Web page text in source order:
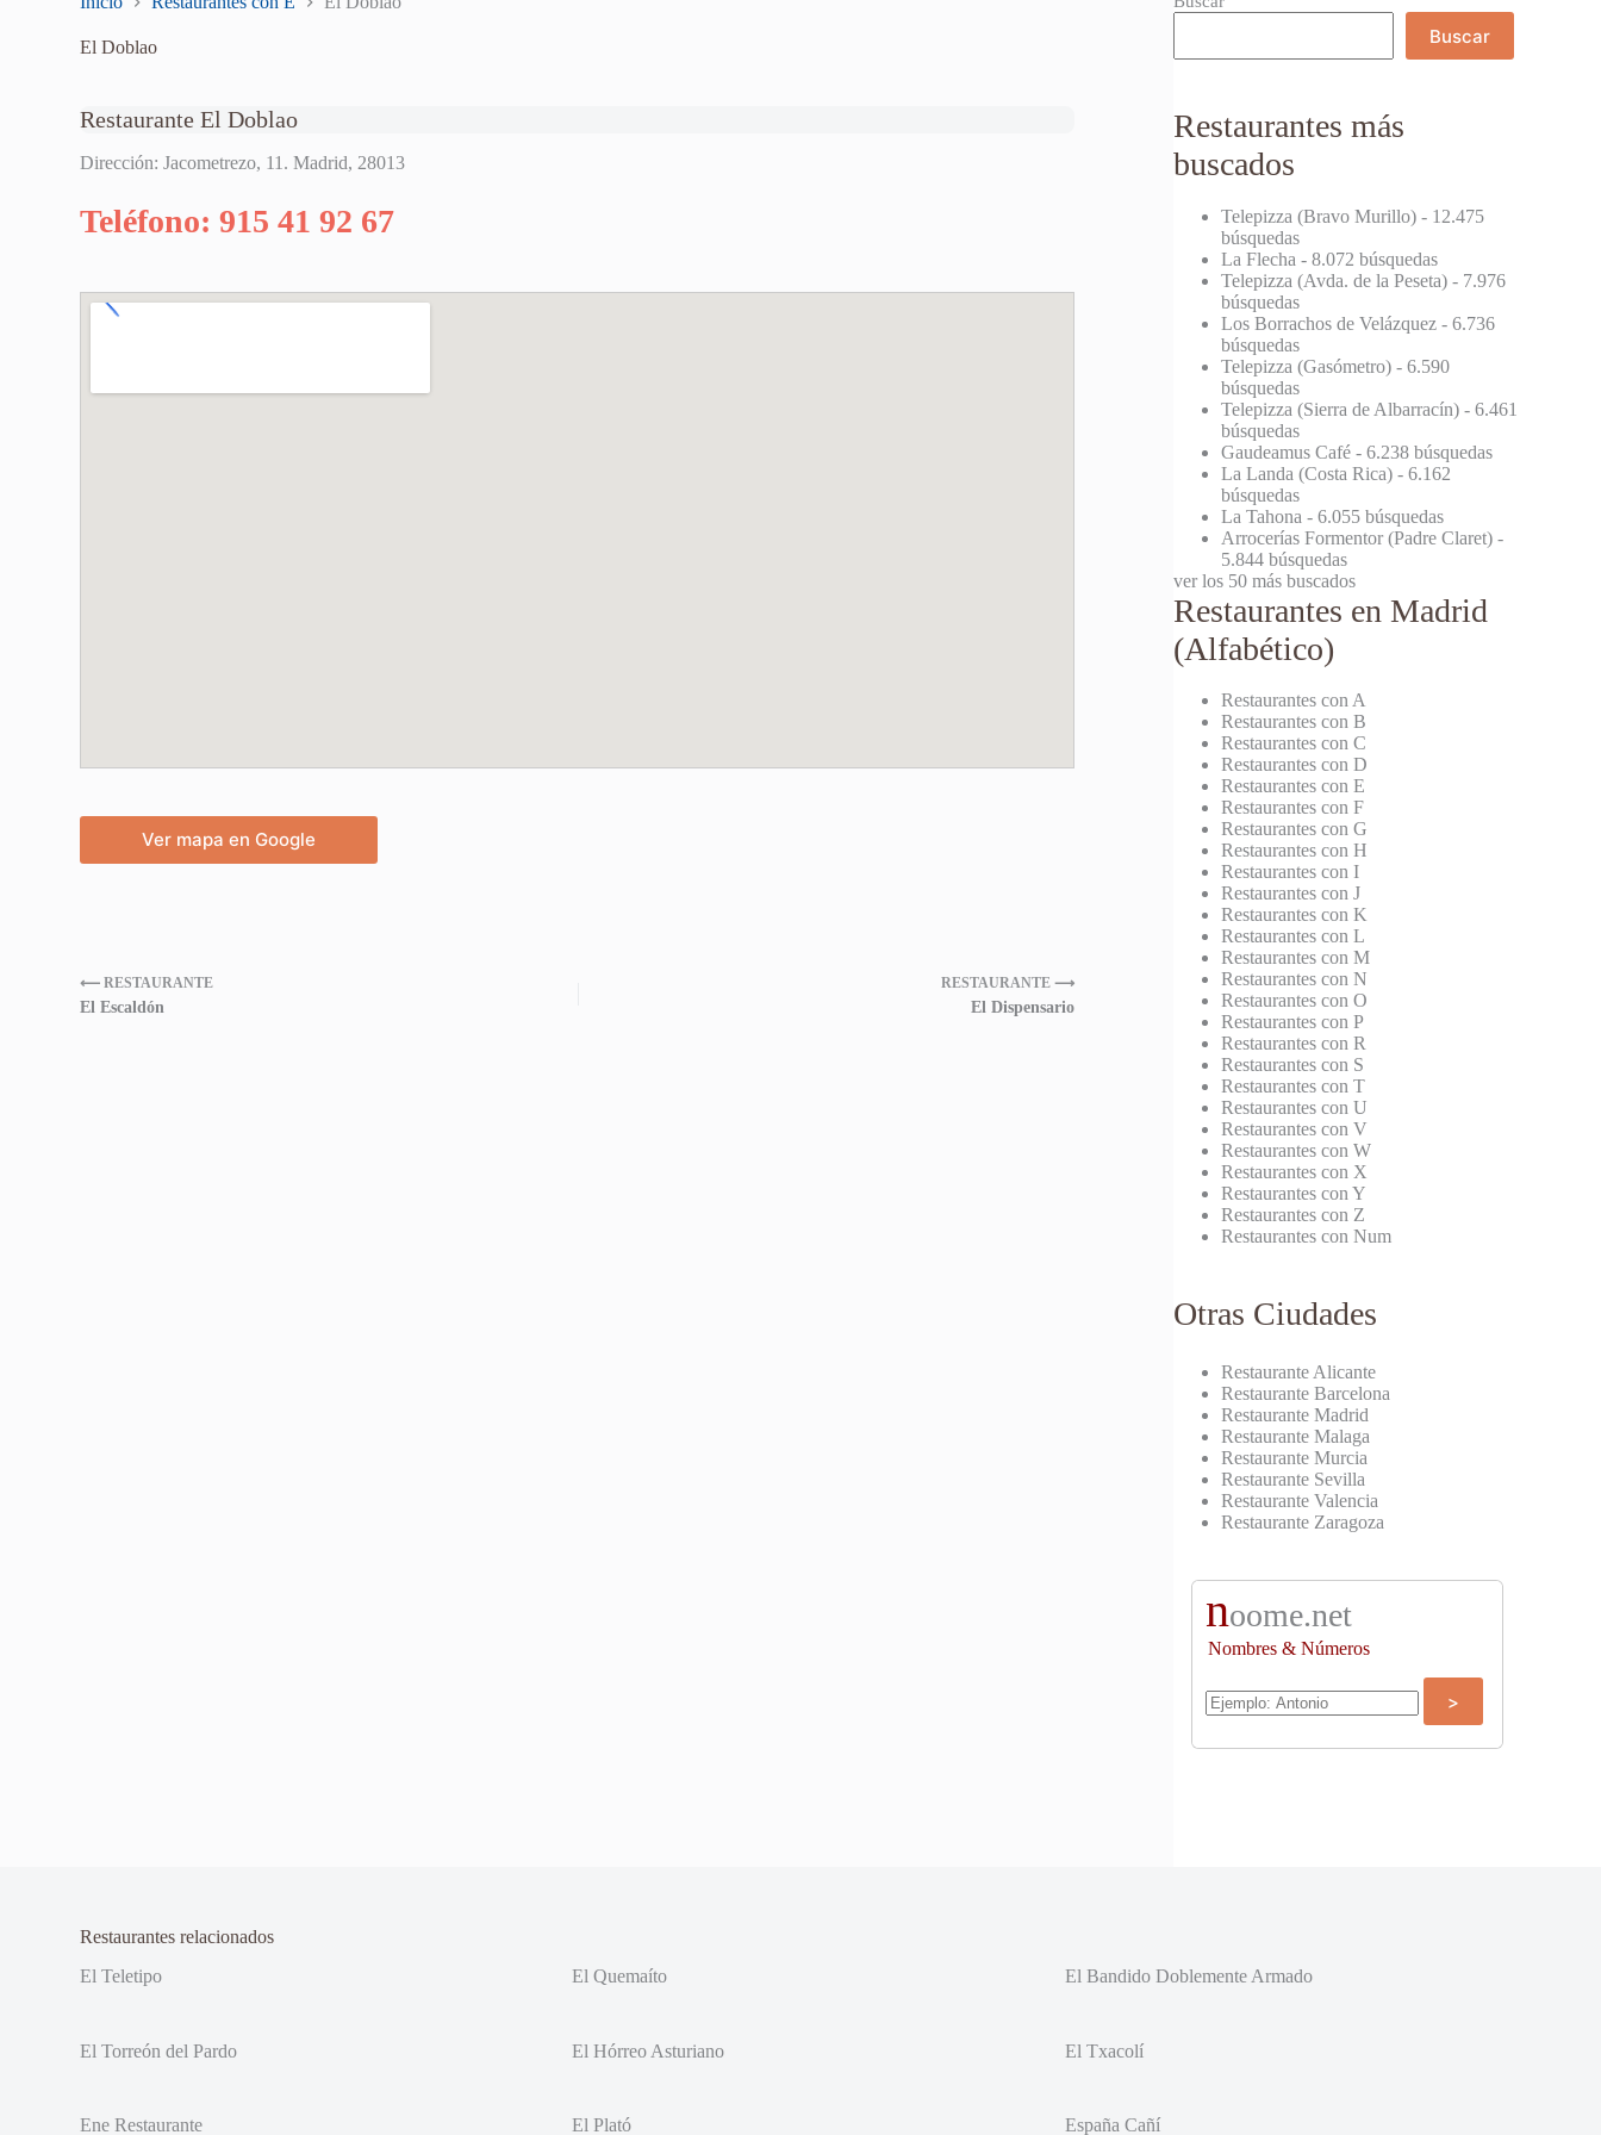
El Doblao
Restaurante El Doblao
Dirección: Jacometrezo, 11. Madrid, 28013
Teléfono: 915 41 92 67
Ver mapa en Google
⟵ RESTAURANTE
El Escaldón
RESTAURANTE ⟶
El Dispensario
Buscar
Restaurantes más
buscados
Telepizza (Bravo Murillo) - 12.475
búsquedas
La Flecha - 8.072 búsquedas
Telepizza (Avda. de la Peseta) - 7.976
búsquedas
Los Borrachos de Velázquez - 6.736
búsquedas
Telepizza (Gasómetro) - 6.590
búsquedas
Telepizza (Sierra de Albarracín) - 6.461
búsquedas
Gaudeamus Café - 6.238 búsquedas
La Landa (Costa Rica) - 6.162
búsquedas
La Tahona - 6.055 búsquedas
Arrocerías Formentor (Padre Claret) -
5.844 búsquedas
ver los 50 más buscados
Restaurantes en Madrid
(Alfabético)
Restaurantes con A
Restaurantes con B
Restaurantes con C
Restaurantes con D
Restaurantes con E
Restaurantes con F
Restaurantes con G
Restaurantes con H
Restaurantes con I
Restaurantes con J
Restaurantes con K
Restaurantes con L
Restaurantes con M
Restaurantes con N
Restaurantes con O
Restaurantes con P
Restaurantes con R
Restaurantes con S
Restaurantes con T
Restaurantes con U
Restaurantes con V
Restaurantes con W
Restaurantes con X
Restaurantes con Y
Restaurantes con Z
Restaurantes con Num
Otras Ciudades
Restaurante Alicante
Restaurante Barcelona
Restaurante Madrid
Restaurante Malaga
Restaurante Murcia
Restaurante Sevilla
Restaurante Valencia
Restaurante Zaragoza
noome.net
Nombres & Números
Restaurantes relacionados
El Teletipo
El Quemaíto El Bandido Doblemente Armado
El Torreón del Pardo El Hórreo Asturiano El Txacolí
Ene Restaurante El Plató España Cañí